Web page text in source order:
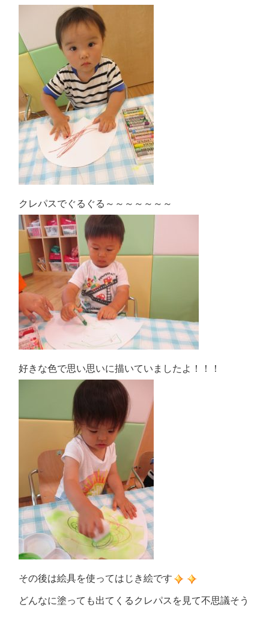
クレパスでぐるぐる～～～～～～～
好きな色で思い思いに描いていましたよ！！！
その後は絵具を使ってはじき絵です
どんなに塗っても出てくるクレパスを見て不思議そう